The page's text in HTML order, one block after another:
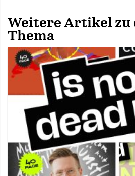
Weitere Artikel zu
Thema